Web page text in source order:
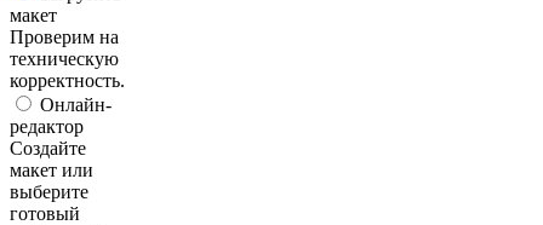
макет
Проверим на
техническую
корректность.
Онлайн-
редактор
Создайте
макет или
выберите
готовый